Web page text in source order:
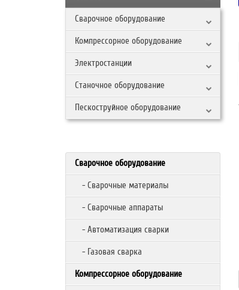
Сварочное оборудование
Компрессорное оборудование
Электростанции
Станочное оборудование
Пескоструйное оборудование
Сварочное оборудование
- Сварочные материалы
- Сварочные аппараты
- Автоматизация сварки
- Газовая сварка
Компрессорное оборудование